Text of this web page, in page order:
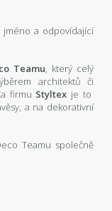
jméno a odpovídající
Teamu, který celý
architektů či
firmu Styltex je to
a na dekorativní
Teamu společně